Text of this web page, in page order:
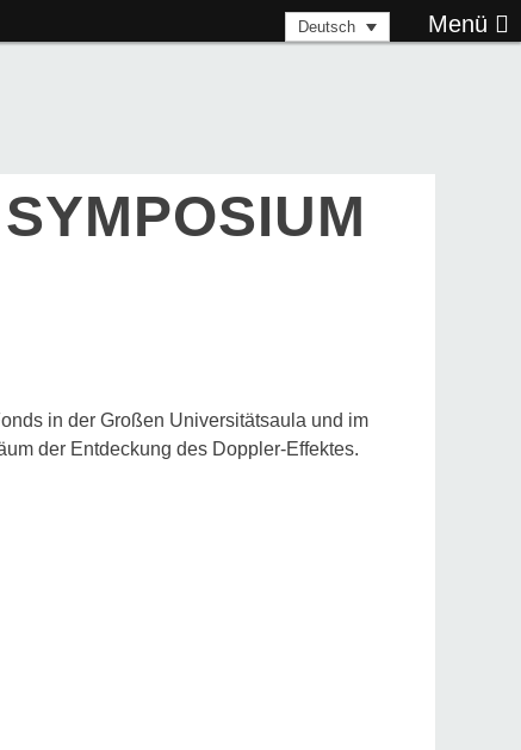
Deutsch Menü
in der Großen Universitätsaula und im
der Entdeckung des Doppler-Effektes.